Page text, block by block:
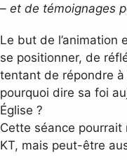
– et de témoignages
Le but de l’animation
se positionner, de
tentant de répondre
pourquoi dire sa foi
Église ?
Cette séance pourrait
KT, mais peut-être